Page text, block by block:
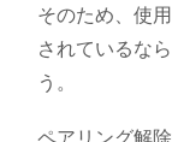
そのため、使
されているな
う。
ペアリング解